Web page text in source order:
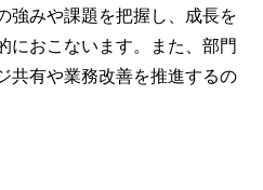
強みや課題を把握し、成長を
におこないます。また、部門
共有や業務改善を推進するの